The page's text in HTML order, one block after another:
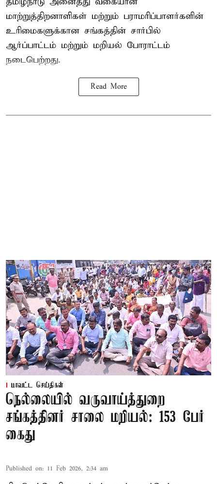
மாற்றுத்திறனாளிகள் மற்றும் பராமரிப்பாளர்களின்
உரிமைகளுக்கான சங்கத்தின் சார்பில்
ஆர்ப்பாட்டம் மற்றும் மறியல் போராட்டம்
நடைபெற்றது.
Read More
மாவட்ட செய்திகள்
நெல்லையில் வருவாய்த்துறை
சங்கத்தினர் சாலை மறியல்: 153 பேர்
கைது
Published on: 11 Feb 2026, 2:34 am